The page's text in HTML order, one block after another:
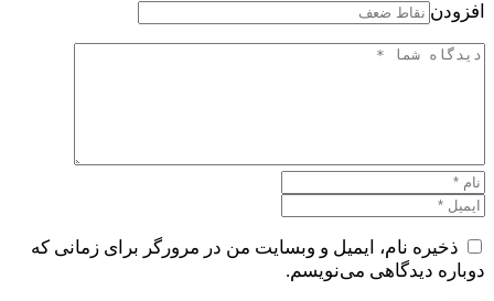
افزودن
ذخیره نام، ایمیل و وبسایت من در مرورگر برای زمانی که
دوباره دیدگاهی می‌نویسم.